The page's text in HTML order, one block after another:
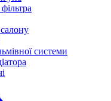
системи